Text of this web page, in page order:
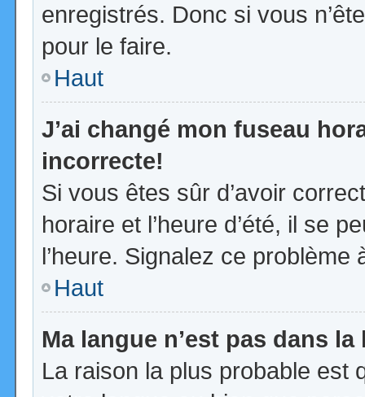
enregistrés. Donc si vous
pour le faire.
Haut
J’ai changé mon fuseau
incorrecte!
Si vous êtes sûr d’avoir
horaire et l’heure d’été, il se
l’heure. Signalez ce problème
Haut
Ma langue n’est pas dans la
La raison la plus probable est